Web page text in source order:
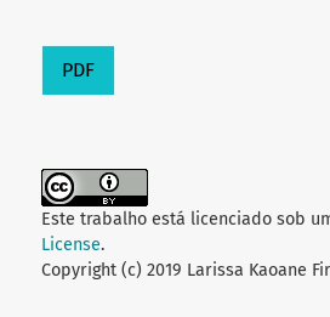
PDF
Este trabalho está licenciado sob
License.
Copyright (c) 2019 Larissa Kaoane